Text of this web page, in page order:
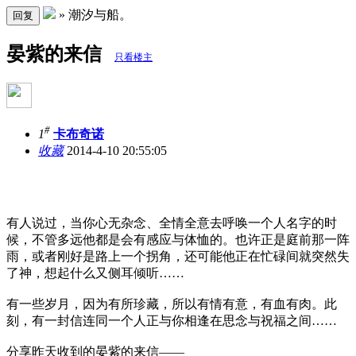
回复 » 潮汐与船。
晏紫的来信 只看楼主
1# 卡布奇诺
收藏2014-4-10 20:55:05
有人说过，当你心无杂念、全情全意去呼唤一个人名字的时
候，不管多远他都是会有感应与体恤的。也许正是庭前那一阵
雨，或者刚好是路上一个拐角，还可能他正在忙碌间就突然失
了神，想起什么又侧耳倾听……
有一些岁月，因为有所珍藏，所以有情有意，有血有肉。此
刻，有一封信连同一个人正与你相逢在思念与祝福之间……
分享昨天收到的晏紫的来信——